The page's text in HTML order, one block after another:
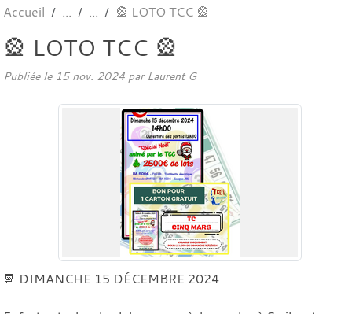
Accueil 🎡 LOTO TCC 🎡
🎡 LOTO TCC 🎡
Publiée le 15 nov. 2024 par Laurent G
📆 DIMANCHE 15 DÉCEMBRE 2024